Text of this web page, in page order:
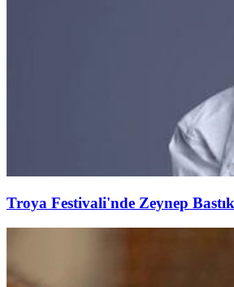
Troya Festivali'nde Zeynep